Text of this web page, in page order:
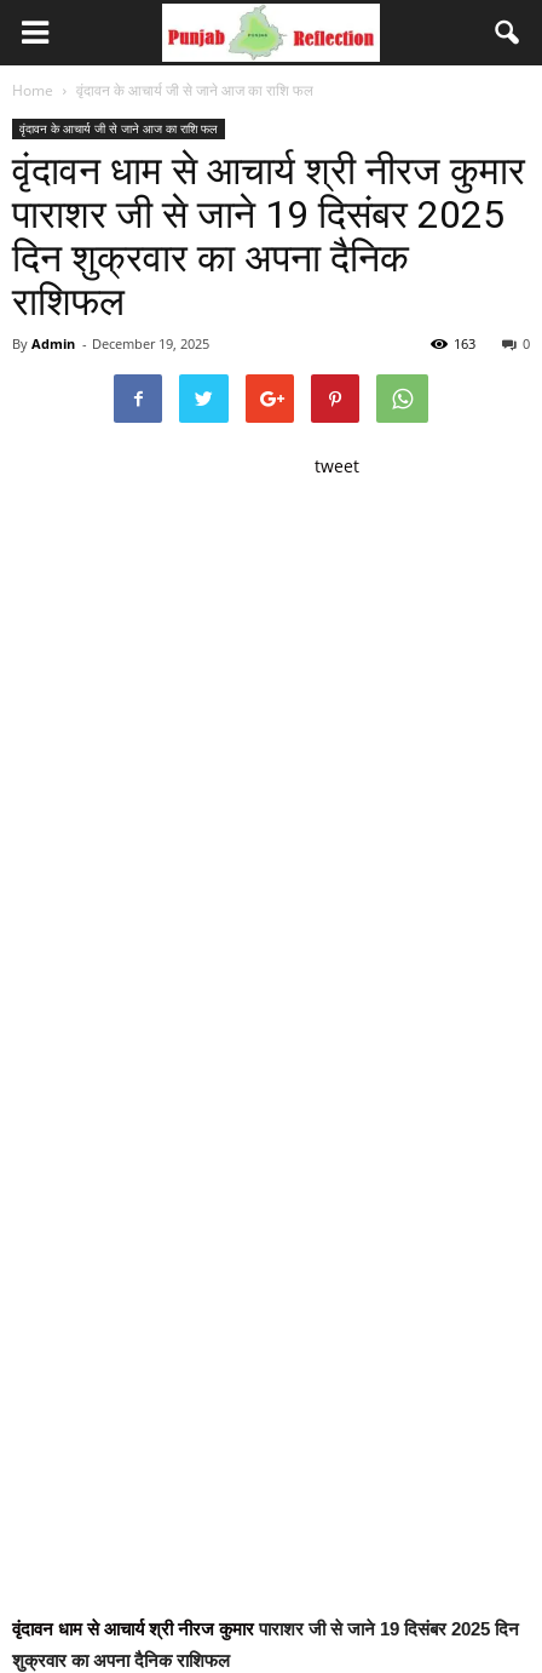
Home वृंदावन के आचार्य जी से जाने आज का राशि फल
वृंदावन के आचार्य जी से जाने आज का राशि फल
वृंदावन धाम से आचार्य श्री नीरज कुमार
पाराशर जी से जाने 19 दिसंबर 2025
दिन शुक्रवार का अपना दैनिक
राशिफल
By Admin - December 19, 2025 0
163
tweet
वृंदावन धाम से आचार्य श्री नीरज कुमारपाराशर जी से जाने 19 दिसंबर 2025 दिन
शुक्रवार का अपना दैनिक राशिफल